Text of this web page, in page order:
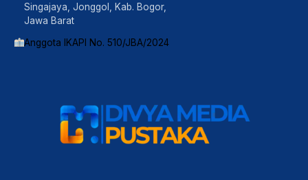
Singajaya, Jonggol, Kab. Bogor,
Jawa Barat
Anggota IKAPI No. 510/JBA/2024